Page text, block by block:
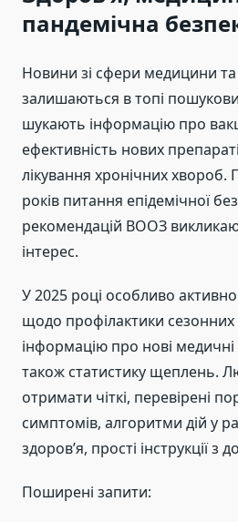
пандемічна
Новини зі сфери медицини та
залишаються в топі
шукають інформацію про
ефективність нових
лікування хронічних хвороб.
років питання епідемічної
рекомендацій ВООЗ
інтерес.
У 2025 році особливо
щодо профілактики
інформацію про нові медичні
також статистику щеплень.
отримати чіткі, перевірені
симптомів, алгоритми дій у
здоров’я, прості інструкції з
Поширені запити: